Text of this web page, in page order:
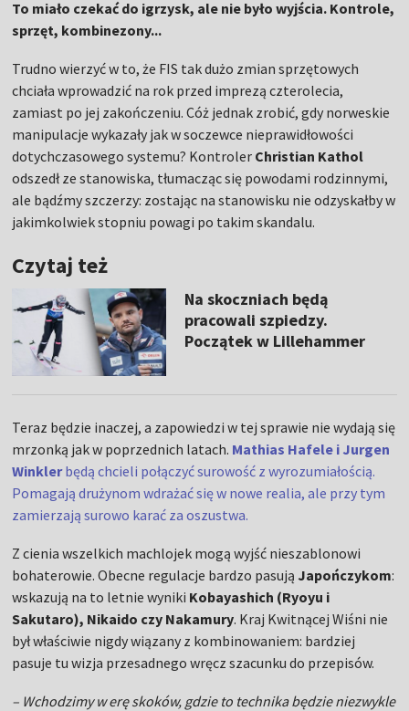
To miało czekać do igrzysk, ale nie było wyjścia. Kontrole,
sprzęt, kombinezony...
Trudno wierzyć w to, że FIS tak dużo zmian sprzętowych
chciała wprowadzić na rok przed imprezą czterolecia,
zamiast po jej zakończeniu. Cóż jednak zrobić, gdy norweskie
manipulacje wykazały jak w soczewce nieprawidłowości
dotychczasowego systemu? Kontroler Christian Kathol
odszedł ze stanowiska, tłumacząc się powodami rodzinnymi,
ale bądźmy szczerzy: zostając na stanowisku nie odzyskałby w
jakimkolwiek stopniu powagi po takim skandalu.
Czytaj też
Na skoczniach będą
pracowali szpiedzy.
Początek w Lillehammer
Teraz będzie inaczej, a zapowiedzi w tej sprawie nie wydają się
mrzonką jak w poprzednich latach. Mathias Hafele i Jurgen
Winklerbędą chcieli połączyć surowość z wyrozumiałością.
Pomagają drużynom wdrażać się w nowe realia, ale przy tym
zamierzają surowo karać za oszustwa.
Z cienia wszelkich machlojek mogą wyjść nieszablonowi
bohaterowie. Obecne regulacje bardzo pasują Japończykom:
wskazują na to letnie wyniki Kobayashich (Ryoyu i
Sakutaro), Nikaido czy Nakamury. Kraj Kwitnącej Wiśni nie
był właściwie nigdy wiązany z kombinowaniem: bardziej
pasuje tu wizja przesadnego wręcz szacunku do przepisów.
– Wchodzimy w erę skoków, gdzie to technika będzie niezwykle